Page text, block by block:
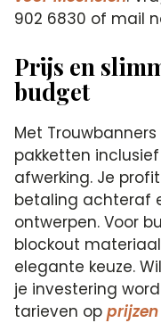
902 6830 of mail
Prijs en
budget
Met
pakketten
afwerking. Je
betaling achteraf
ontwerpen. Voor
blockout
elegante keuze.
je investering
tarieven op